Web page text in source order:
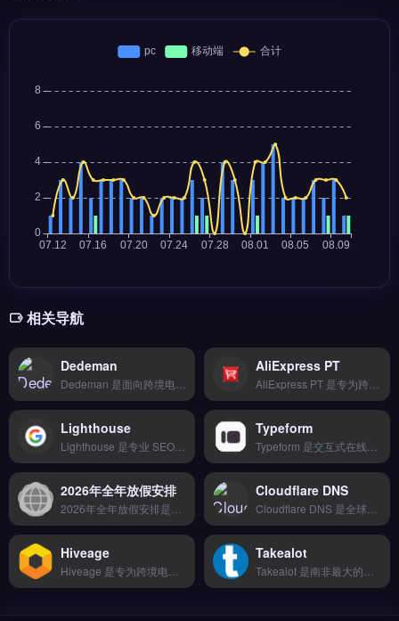
相关导航
Dedeman AliExpress PT
Lighthouse Typeform
2026年全年放假安排 Cloudflare DNS
Hiveage Takealot